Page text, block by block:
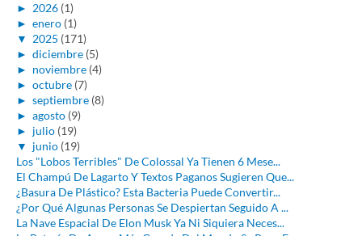
► 2026 (1)
► enero (1)
▼ 2025 (171)
► diciembre (5)
► noviembre (4)
► octubre (7)
► septiembre (8)
► agosto (9)
► julio (19)
▼ junio (19)
Los "Lobos Terribles" De Colossal Ya Tienen 6 Mese...
El Champú De Lagarto Y Textos Paganos Sugieren Que...
¿Basura De Plástico? Esta Bacteria Puede Convertir...
¿Por Qué Algunas Personas Se Despiertan Seguido A ...
La Nave Espacial De Elon Musk Ya Ni Siquiera Neces...